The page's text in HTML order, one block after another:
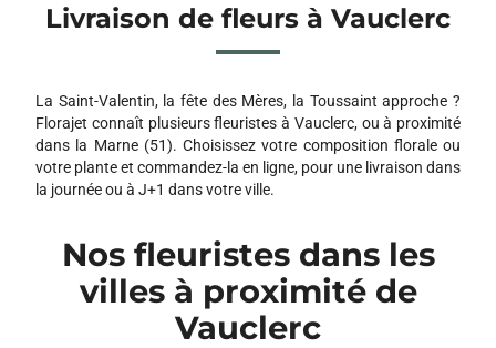
Livraison de fleurs à Vauclerc
La Saint-Valentin, la fête des Mères, la Toussaint approche ?
Florajet connaît plusieurs fleuristes à Vauclerc, ou à proximité
dans la Marne (51). Choisissez votre composition florale ou
votre plante et commandez-la en ligne, pour une livraison dans
la journée ou à J+1 dans votre ville.
Nos fleuristes dans les
villes à proximité de
Vauclerc